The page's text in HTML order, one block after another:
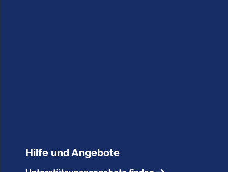
Hilfe und Angebote